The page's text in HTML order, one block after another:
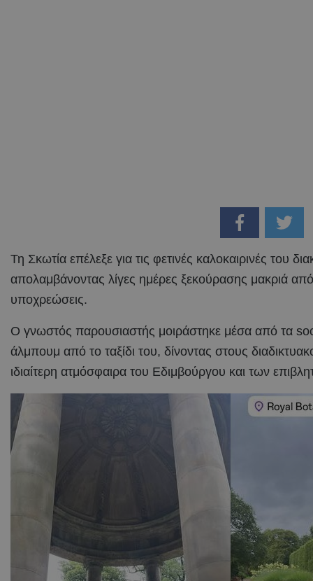
Τη Σκωτία επέλεξε για τις φετινές καλοκαιρινές του
απολαμβάνοντας λίγες ημέρες ξεκούρασης μακριά από
υποχρεώσεις.
Ο γνωστός παρουσιαστής μοιράστηκε μέσα από τα
άλμπουμ από το ταξίδι του, δίνοντας στους
ιδιαίτερη ατμόσφαιρα του Εδιμβούργου και των